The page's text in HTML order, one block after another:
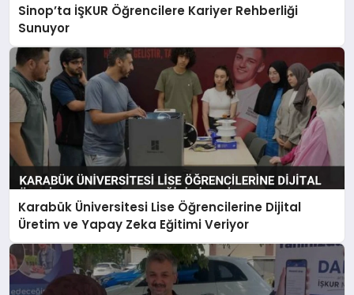
Sinop’ta İŞKUR Öğrencilere Kariyer Rehberliği
Sunuyor
Karabük Üniversitesi Lise Öğrencilerine Dijital
Üretim ve Yapay Zeka Eğitimi Veriyor